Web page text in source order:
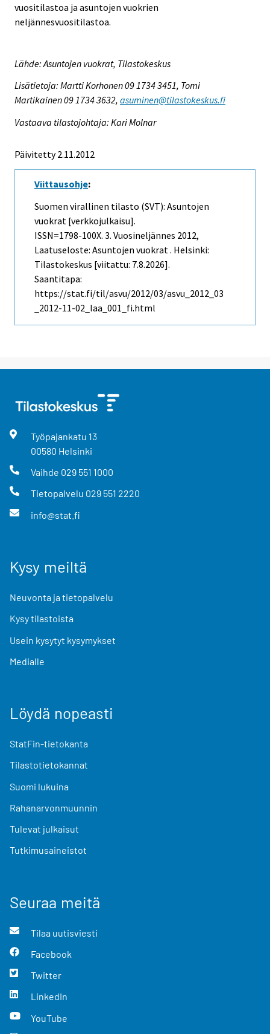
vuositilastoa ja asuntojen vuokrien
neljännesvuositilastoa.
Lähde: Asuntojen vuokrat, Tilastokeskus
Lisätietoja: Martti Korhonen 09 1734 3451, Tomi
Martikainen 09 1734 3632, asuminen@tilastokeskus.fi
Vastaava tilastojohtaja: Kari Molnar
Päivitetty 2.11.2012
Viittausohje:
Suomen virallinen tilasto (SVT): Asuntojen
vuokrat [verkkojulkaisu].
ISSN=1798-100X. 3. Vuosineljännes 2012,
Laatuseloste: Asuntojen vuokrat . Helsinki:
Tilastokeskus [viitattu: 7.8.2026].
Saantitapa:
https://stat.fi/til/asvu/2012/03/asvu_2012_03
_2012-11-02_laa_001_fi.html
Työpajankatu 13
00580 Helsinki
Vaihde 029 551 1000
Tietopalvelu 029 551 2220
info@stat.fi
Kysy meiltä
Neuvonta ja tietopalvelu
Kysy tilastoista
Usein kysytyt kysymykset
Medialle
Löydä nopeasti
StatFin-tietokanta
Tilastotietokannat
Suomi lukuina
Rahanarvonmuunnin
Tulevat julkaisut
Tutkimusaineistot
Seuraa meitä
Tilaa uutisviesti
Facebook
Twitter
LinkedIn
YouTube